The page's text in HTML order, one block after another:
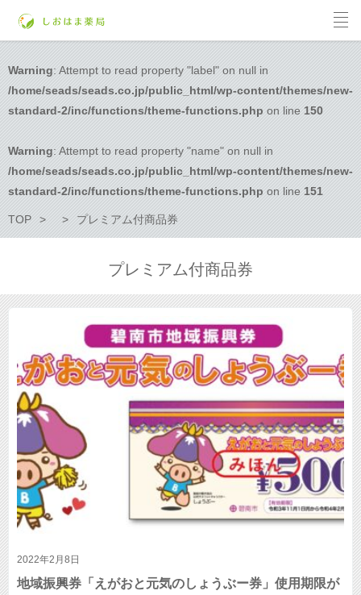
Warning: Attempt to read property "label" on null in
/home/seads/seads.co.jp/public_html/wp-content/themes/new-
standard-2/inc/functions/theme-functions.php on line 150
Warning: Attempt to read property "name" on null in
/home/seads/seads.co.jp/public_html/wp-content/themes/new-
standard-2/inc/functions/theme-functions.php on line 151
TOP プレミアム付商品券
プレミアム付商品券
2022年2月8日
地域振興券「えがおと元気のしょうぶー券」使用期限が